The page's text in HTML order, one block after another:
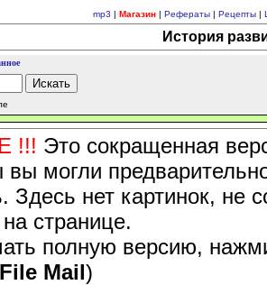
mp3 | Магазин| Рефераты| Рецепты|
История
!!! Это сокращенная
вы могли
Здесь нет картинок,
странице.
полную версию,
Mail)